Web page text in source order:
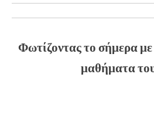
Φωτίζοντας το σήμερα
μαθήματα